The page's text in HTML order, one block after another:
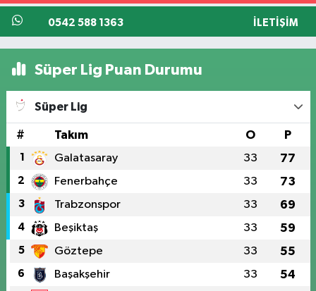
0542 588 1363 İLETIŞIM
Süper Lig Puan Durumu
Süper Lig
# Takım O P
1 Galatasaray 33 77
2 Fenerbahçe 33 73
3 Trabzonspor 33 69
4 Beşiktaş 33 59
5 Göztepe 33 55
6 Başakşehir 33 54